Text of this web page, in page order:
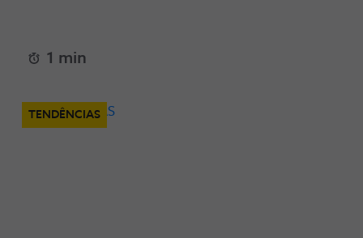
1 min
TENDÊNCIAS